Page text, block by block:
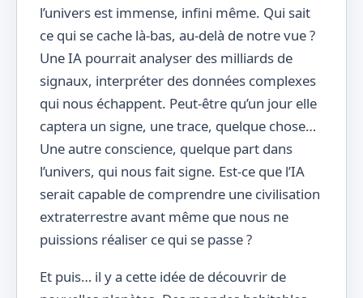
l’univers est immense, infini même. Qui sait
ce qui se cache là-bas, au-delà de notre vue ?
Une IA pourrait analyser des milliards de
signaux, interpréter des données complexes
qui nous échappent. Peut-être qu’un jour elle
captera un signe, une trace, quelque chose…
Une autre conscience, quelque part dans
l’univers, qui nous fait signe. Est-ce que l’IA
serait capable de comprendre une civilisation
extraterrestre avant même que nous ne
puissions réaliser ce qui se passe ?
Et puis… il y a cette idée de découvrir de